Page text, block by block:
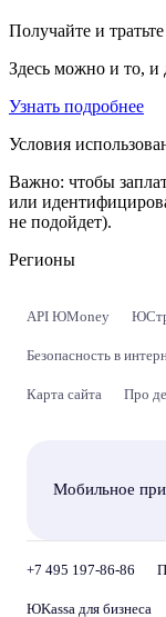
Получайте и
Здесь можно и то, и
Узнать подробнее
Условия
Важно: чтобы
или
не подойдет).
Регионы
API ЮMoney
Безопасность в
Карта сайта Про
Мобильное
+7 495 197-86-86
ЮKassa для бизнеса